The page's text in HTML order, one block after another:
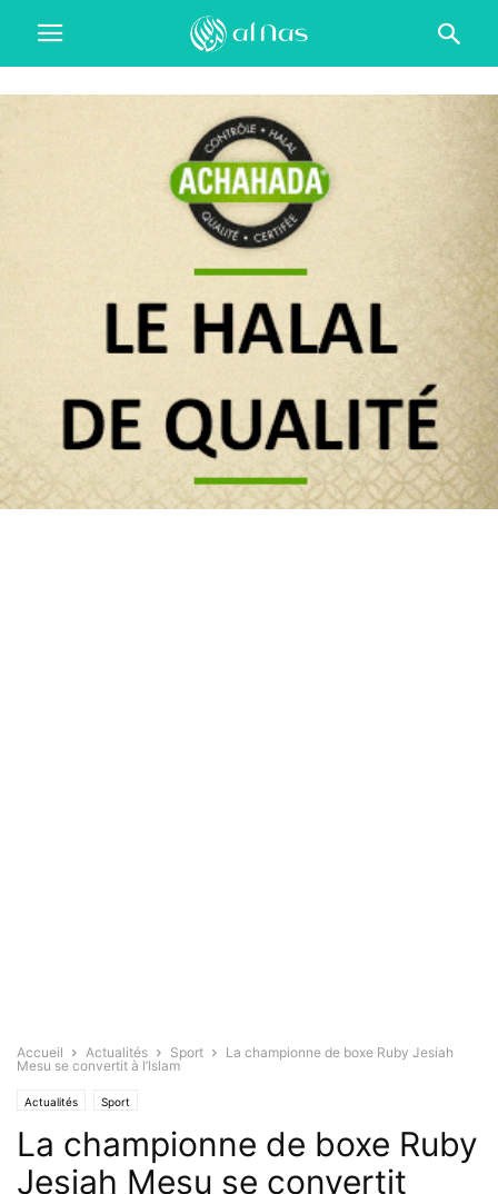
Accueil Actualités Sport
La championne de boxe Ruby Jesiah
Mesu se convertit à l’Islam
Actualités Sport
La championne de boxe Ruby
Jesiah Mesu se convertit